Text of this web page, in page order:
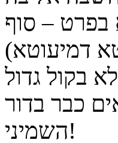
בפרט – סוף
דמיעוטא)
בקול גדול
כבר בדור
השמיני!